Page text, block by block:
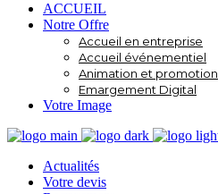
ACCUEIL
Notre Offre
Accueil en entreprise
Accueil événementiel
Animation et promotion
Emargement Digital
Votre Image
Actualités
Votre devis